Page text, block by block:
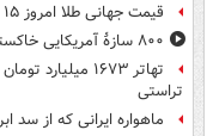
قیمت جهانی طلا امروز ۱۵ مرداد
۸۰۰ سازۀ آمریکایی خاکستر شد
تهاتر ۱۶۷۳
تراستی
ماهواره ایرانی که از سد